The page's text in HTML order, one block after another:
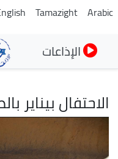
Arabic
Tamazight
الإذاعات
الاحتفال بيناير
الصورة